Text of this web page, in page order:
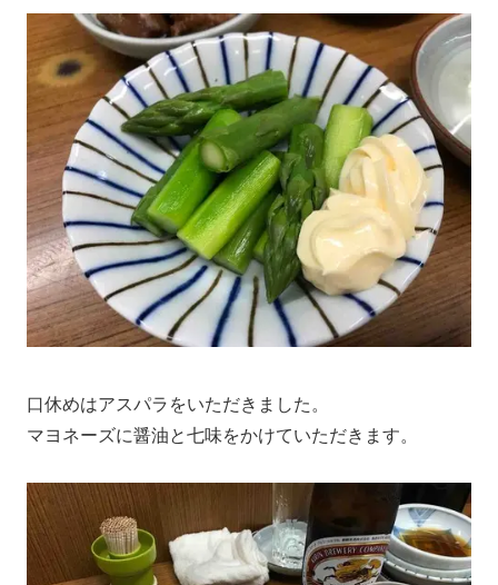
口休めはアスパラをいただきました。
マヨネーズに醤油と七味をかけていただきます。